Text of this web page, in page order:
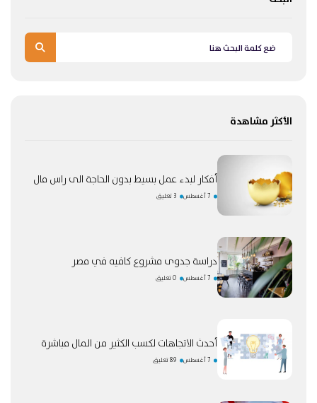
الأكثر مشاهدة
أفكار لبدء عمل بسيط بدون الحاجة الى راس مال
7 أغسطس 3 تعليق
دراسة جدوى مشروع كافيه في مصر
7 أغسطس 0 تعليق
أحدث الاتجاهات لكسب الكثير من المال مباشرة
7 أغسطس 89 تعليق